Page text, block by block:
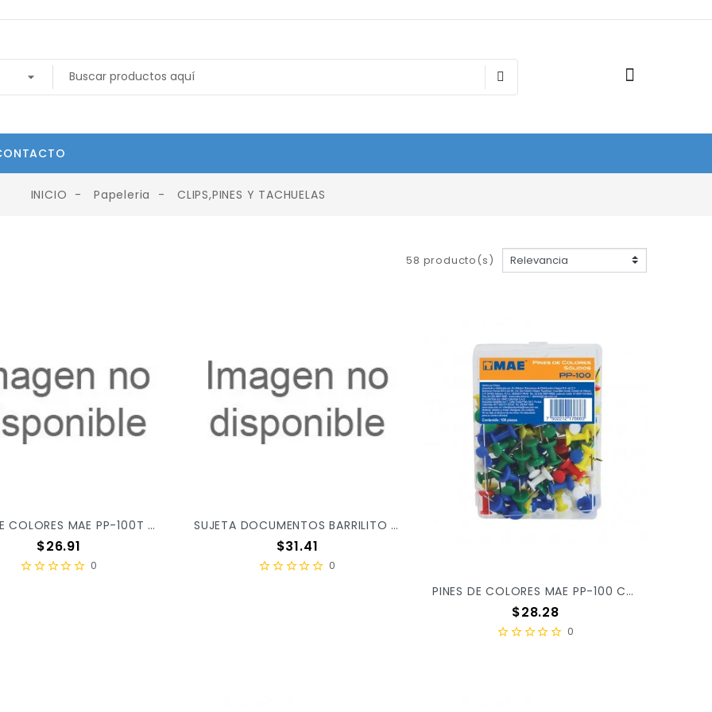
INICIO Papeleria CLIPS,PINES Y TACHUELAS
58 producto(s)
PINES DE COLORES MAE PP-100T C/100 X/240
Precio
$26.91
0
SUJETA DOCUMENTOS BARRILITO 32MM C/12PZ PZ32
Precio
$31.41
0
PINES DE COLORES MAE PP-100 C/100 X/240
Precio
$28.28
0